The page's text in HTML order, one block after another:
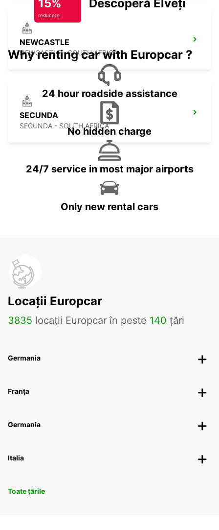
NEWCASTLE
NEWCASTLE - SOUTH AFRICA
SECUNDA
SECUNDA - SOUTH AFRICA
15%
reducere
Descoperă Elveția
Why renting car with Europcar ?
24 hour roadside assistance
No hidden charge
24/7 service in most major airports
Only new rental cars
Locații Europcar
3835 locații Europcar în peste 140 țări
Germania
Franța
Germania
Italia
Toate țările